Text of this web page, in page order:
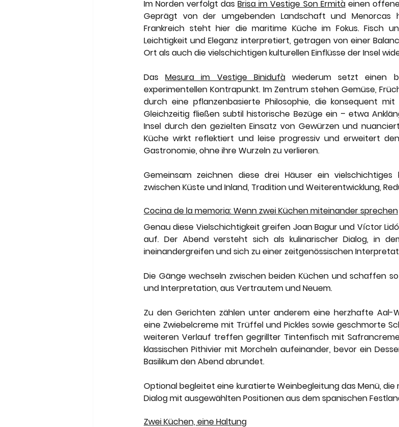
Im Norden verfolgt das Brisa im Vestige Son Ermità einen
Geprägt von der umgebenden Landschaft und Menorcas
Frankreich steht hier die maritime Küche im Fokus. Fisch
Leichtigkeit und Eleganz interpretiert, getragen von einer
Ort als auch die vielschichtigen kulturellen Einflüsse der Insel
Das Mesura im Vestige Binidufà wiederum setzt einen
experimentellen Kontrapunkt. Im Zentrum stehen Gemüse,
durch eine pflanzenbasierte Philosophie, die konsequent mit
Gleichzeitig fließen subtil historische Bezüge ein – etwa
Insel durch den gezielten Einsatz von Gewürzen und
Küche wirkt reflektiert und leise progressiv und erweitert
Gastronomie, ohne ihre Wurzeln zu verlieren.
Gemeinsam zeichnen diese drei Häuser ein vielschichtiges
zwischen Küste und Inland, Tradition und Weiterentwicklung,
Cocina de la memoria: Wenn zwei Küchen miteinander sprechen
Genau diese Vielschichtigkeit greifen Joan Bagur und Víctor
auf. Der Abend versteht sich als kulinarischer Dialog, in
ineinandergreifen und sich zu einer zeitgenössischen
Die Gänge wechseln zwischen beiden Küchen und schaffen
und Interpretation, aus Vertrautem und Neuem.
Zu den Gerichten zählen unter anderem eine herzhafte Aal-
eine Zwiebelcreme mit Trüffel und Pickles sowie geschmorte
weiteren Verlauf treffen gegrillter Tintenfisch mit
klassischen Pithivier mit Morcheln aufeinander, bevor ein
Basilikum den Abend abrundet.
Optional begleitet eine kuratierte Weinbegleitung das Menü,
Dialog mit ausgewählten Positionen aus dem spanischen
Zwei Küchen, eine Haltung